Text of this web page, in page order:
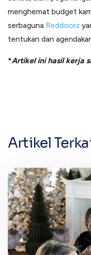
menghemat budget
serbaguna Reddoorz
tentukan dan
*Artikel ini hasil kerja
Artikel